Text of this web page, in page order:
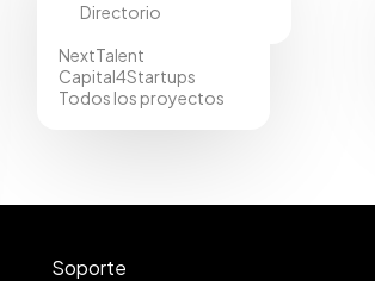
Directorio
NextTalent
Capital4Startups
Todos los proyectos
Soporte